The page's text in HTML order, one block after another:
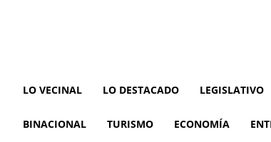
LO VECINAL LO DESTACADO LEGISLATIVO
BINACIONAL TURISMO ECONOMÍA